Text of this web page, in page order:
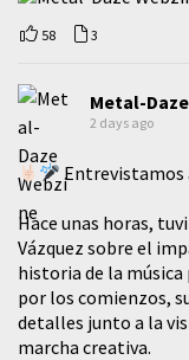
58 3
Metal-
2 days ago
Entrevistamos
Hace unas horas,
Vázquez sobre el
historia de la
por los comienzos,
detalles junto a la
marcha creativa.